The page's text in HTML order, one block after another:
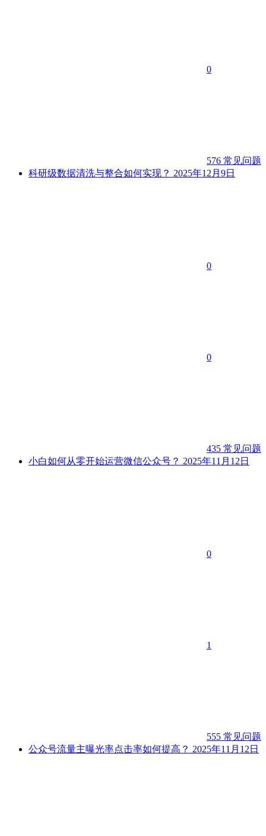
0
576 常见问题
科研级数据清洗与整合如何实现？ 2025年12月9日
0
0
435 常见问题
小白如何从零开始运营微信公众号？ 2025年11月12日
0
1
555 常见问题
公众号流量主曝光率点击率如何提高？ 2025年11月12日